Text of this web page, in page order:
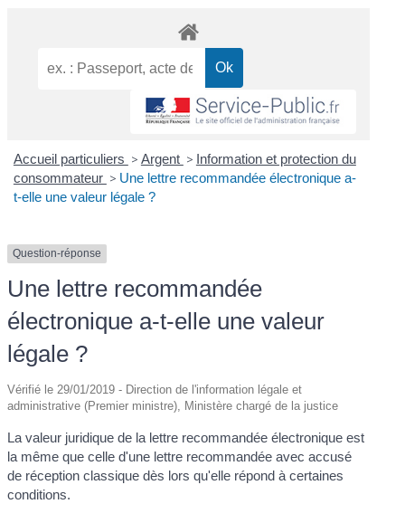
Accueil particuliers > Argent > Information et protection du
consommateur > Une lettre recommandée électronique a-
t-elle une valeur légale ?
Question-réponse
Une lettre recommandée
électronique a-t-elle une valeur
légale ?
Vérifié le 29/01/2019 - Direction de l'information légale et
administrative (Premier ministre), Ministère chargé de la justice
La valeur juridique de la lettre recommandée électronique est
la même que celle d'une lettre recommandée avec accusé
de réception classique dès lors qu'elle répond à certaines
conditions.